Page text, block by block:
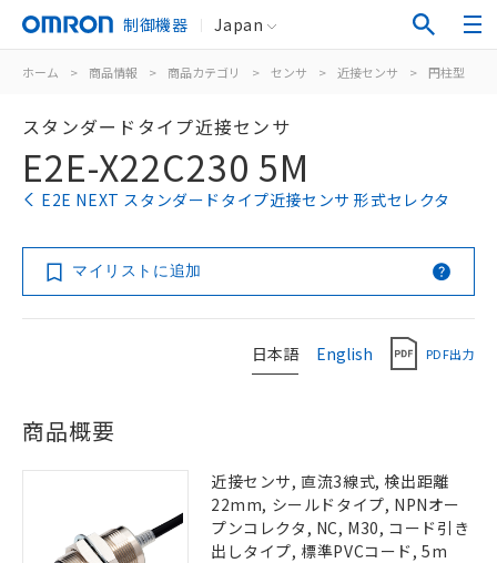
制御機器 Japan
ホーム > 商品情報 > 商品カテゴリ > センサ > 近接センサ > 円柱型
スタンダードタイプ近接センサ
E2E-X22C230 5M
E2E NEXT スタンダードタイプ近接センサ 形式セレクタ
マイリストに追加
日本語 English PDF出力
商品概要
近接センサ, 直流3線式, 検出距離
22mm, シールドタイプ, NPNオー
プンコレクタ, NC, M30, コード引き
出しタイプ, 標準PVCコード, 5m